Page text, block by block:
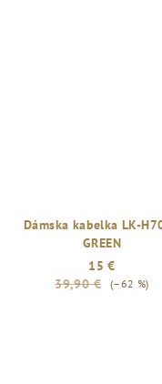
Dámska kabelka LK-
GREEN
15 €
39,90 €
(–62 %)